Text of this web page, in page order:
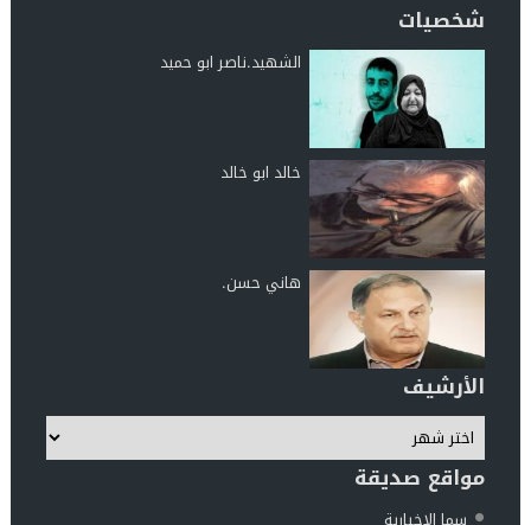
شخصيات
الشهيد.ناصر ابو حميد
خالد ابو خالد
هاني حسن.
الأرشيف
مواقع صديقة